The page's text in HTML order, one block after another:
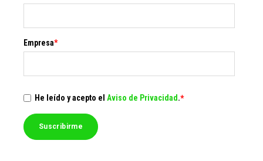
Empresa*
He leído y acepto el Aviso de Privacidad.*